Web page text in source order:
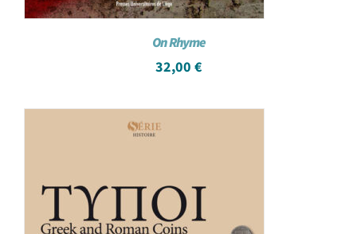
On Rhyme
32,00 €